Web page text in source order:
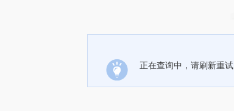
正在查询中，请刷新重试